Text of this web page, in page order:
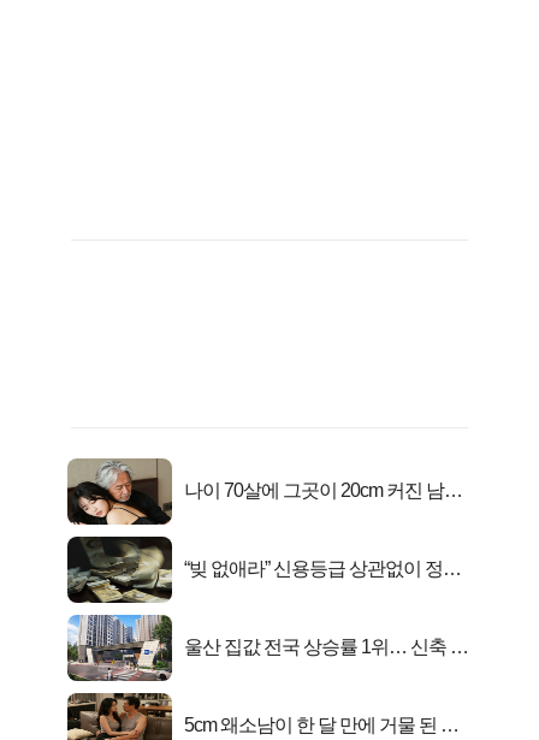
나이 70살에 그곳이 20cm 커진 남자..
“빚 없애라” 신용등급 상관없이 정부
울산 집값 전국 상승률 1위… 신축 지
5cm 왜소남이 한 달 만에 거물 된 사